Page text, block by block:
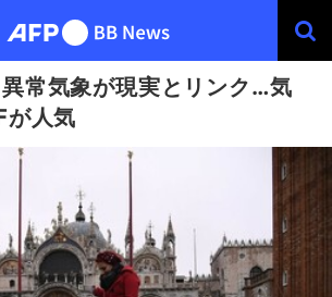
常気象が現実とリンク…気
が人気